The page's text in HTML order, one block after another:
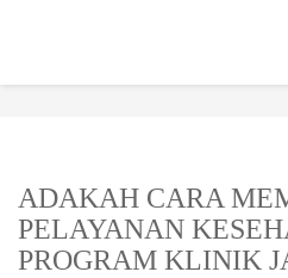
ADAKAH CARA
PELAYANAN
PROGRAM KLINIK